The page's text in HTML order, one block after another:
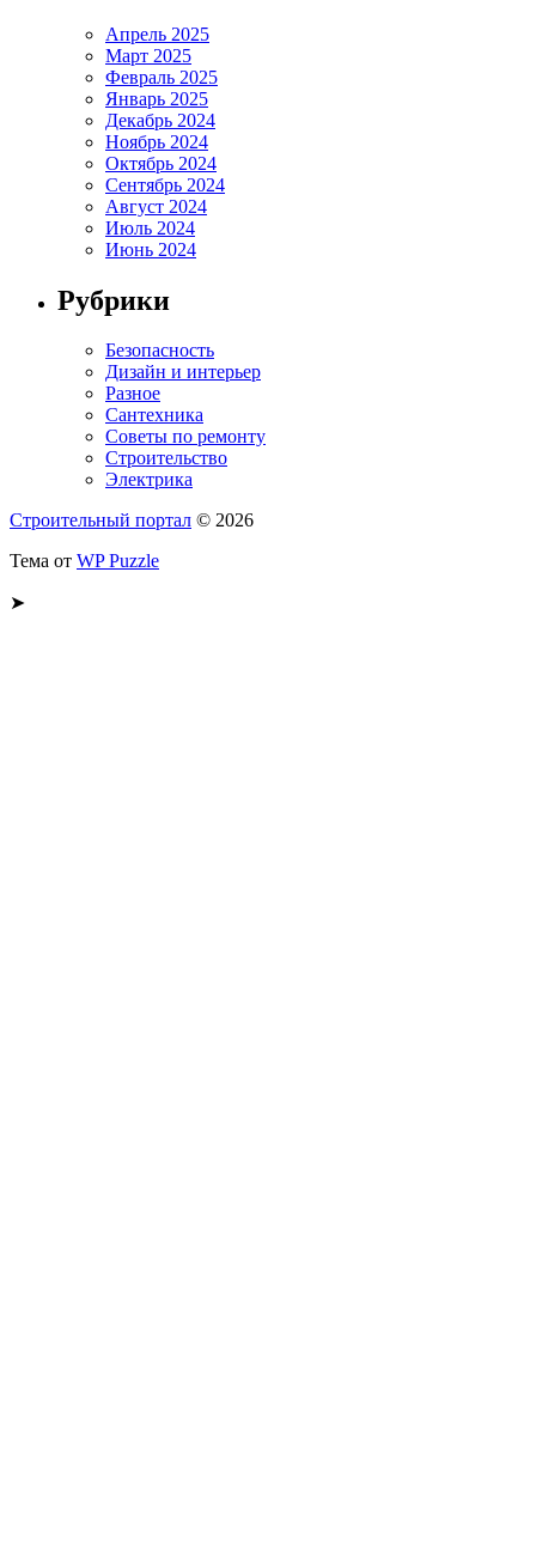
Апрель 2025
Март 2025
Февраль 2025
Январь 2025
Декабрь 2024
Ноябрь 2024
Октябрь 2024
Сентябрь 2024
Август 2024
Июль 2024
Июнь 2024
Рубрики
Безопасность
Дизайн и интерьер
Разное
Сантехника
Советы по ремонту
Строительство
Электрика
Строительный портал © 2026
Тема от WP Puzzle
➤